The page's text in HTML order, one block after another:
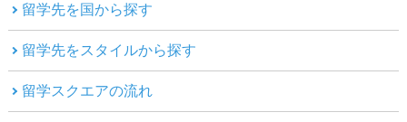
留学先を国から探す
留学先をスタイルから探す
留学スクエアの流れ